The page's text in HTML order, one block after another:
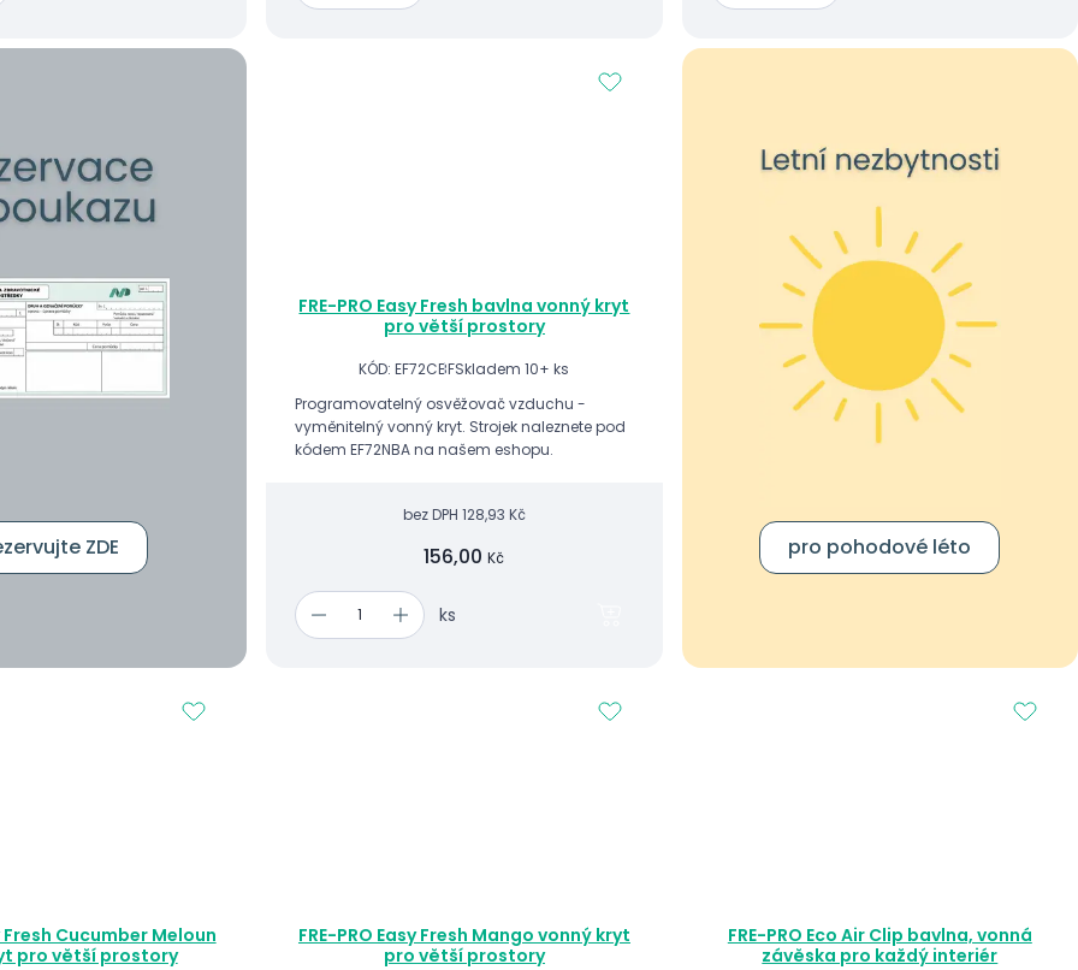
ZDE
FRE-PRO Easy Fresh bavlna vonný kryt
pro větší prostory
KÓD: EF72CBFSkladem 10+ ks
Programovatelný osvěžovač vzduchu -
vyměnitelný vonný kryt. Strojek naleznete pod
kódem EF72NBA na našem eshopu.
bez DPH 128,93 Kč
156,00Kč
ks
pro pohodové léto
Fresh Cucumber Meloun
pro větší prostory
FRE-PRO Easy Fresh Mango vonný kryt
pro větší prostory
FRE-PRO Eco Air Clip bavlna, vonná
závěska pro každý interiér